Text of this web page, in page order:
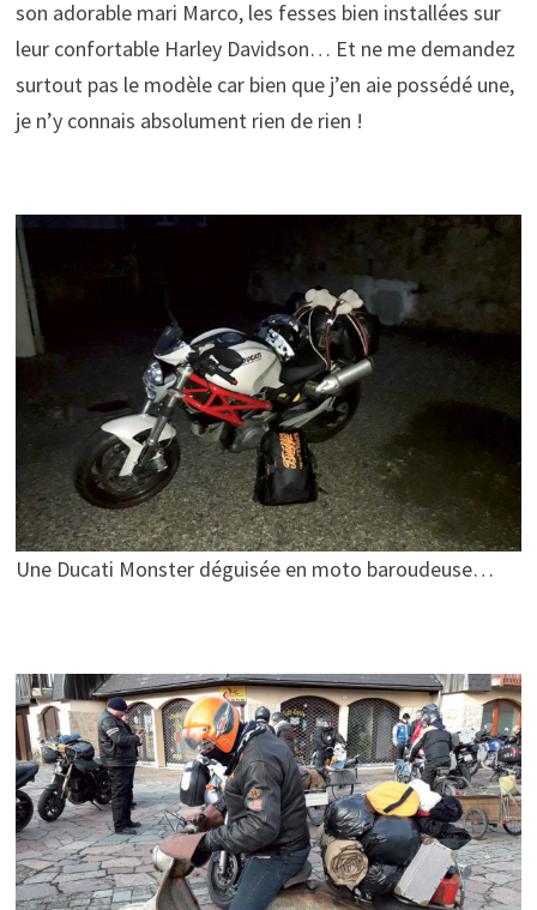
son adorable mari Marco, les fesses bien installées sur
leur confortable Harley Davidson… Et ne me demandez
surtout pas le modèle car bien que j’en aie possédé une,
je n’y connais absolument rien de rien !
Une Ducati Monster déguisée en moto baroudeuse…